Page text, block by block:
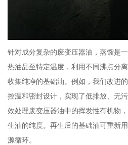
针对成分复杂的废变压器油，蒸馏是
热油品至特定温度，利用不同沸点分
收集纯净的基础油。例如，我们改进
控温和密封设计，实现了低排放、无
效处理废变压器油中的挥发性有机物
生油的纯度。再生后的基础油可重新
源循环。